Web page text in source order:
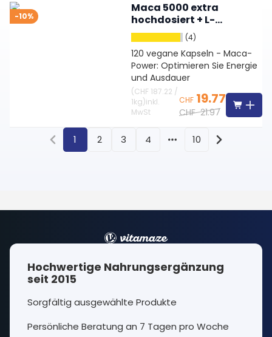
-10%
Maca 5000 extra
hochdosiert + L-
Arginin + OPC +
Vitamine + Zink
(4)
120 vegane Kapseln - Maca-
Power: Optimieren Sie Energie
und Ausdauer
(CHF 187.22 /
1kg)inkl.
MwSt
CHF19.77
CHF 21.97
1 2 3 4 More pages
10
Hochwertige Nahrungsergänzung
seit 2015
Sorgfältig ausgewählte Produkte
Persönliche Beratung an 7 Tagen pro Woche